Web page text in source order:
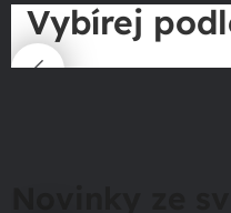
Vybírej